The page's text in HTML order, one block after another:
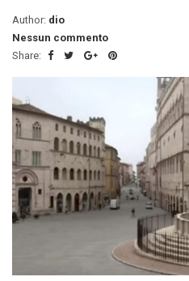
Author: dio
Nessun commento
Share: